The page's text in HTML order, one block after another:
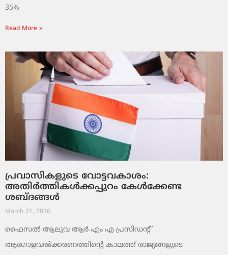
35%
Read More »
പ്രവാസികളുടെ വോട്ടവകാശം:
അതിർത്തികൾക്കപ്പുറം കേൾക്കേണ്ട
ശബ്ദങ്ങൾ
March 21, 2026
ഫൈസൽ ആലുവ ആർ എം എ പ്രസിഡന്റ്
ആഗോളവൽക്കരണത്തിന്റെ കാലത്ത് രാജ്യങ്ങളുടെ